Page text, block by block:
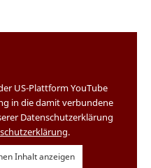
US-Plattform YouTube
in die damit verbundene
Datenschutzerklärung
.
Inhalt anzeigen